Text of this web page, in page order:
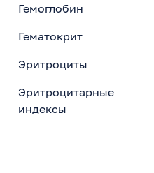
Гемоглобин
Гематокрит
Эритроциты
Эритроцитарные
индексы